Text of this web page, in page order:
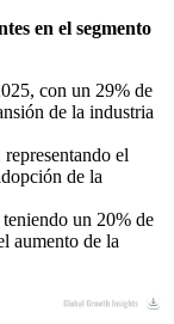
en el segmento
con un 29% de
de la industria
el
de la
un 20% de
aumento de la